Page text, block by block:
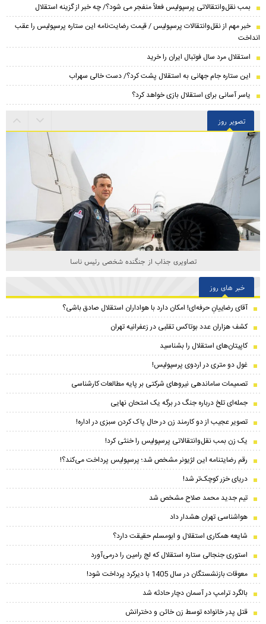
بمب نقل‌وانتقالاتی پرسپولیس فعلاً منفجر می شود؟/ چه خبر از گزینه استقلال
خبر مهم از نقل‌وانتقالات پرسپولیس / قیمت رضایت‌نامه این ستاره پرسپولیس را عقب
انداخت
استقلال مرد سال فوتبال ایران را خرید
این ستاره جام جهانی به استقلال پشت کرد؟/ دست خالی سهراب
یاسر آسانی برای استقلال بازی خواهد کرد؟
تصویر روز
تصاویری جذاب از جنگنده شخصی رئیس ناسا
خبر های روز
آقای رضاییانِ حرفه‌ای! امکان دارد با هواداران استقلال صادق باشی؟
کشف هزاران عدد بوتاکس تقلبی در زعفرانیه تهران
کاپیتان‌های استقلال را بشناسید
غول دو متری در اردوی پرسپولیس!
تصمیمات ساماندهی نیروهای شرکتی بر پایه مطالعات کارشناسی
جمله‌ای تلخ درباره جنگ در برگه یک امتحان نهایی
تصویر عجیب از دو کارمند زن در حال پاک کردن سبزی در اداره!
یک زن بمب نقل‌وانتقالاتی پرسپولیس را خنثی کرد!
رقم رضایتنامه این لژیونر مشخص شد؛ پرسپولیس پرداخت می‌کند؟!
دریای خزر کوچک‌تر شد!
تیم جدید محمد صلاح مشخص شد
هواشناسی تهران هشدار داد
شایعه همکاری استقلال و ابومسلم حقیقت دارد؟
استوری جنجالی ستاره استقلال که لج رامین را درمی‌آورد
معوقات بازنشستگان در سال 1405 با دیرکرد پرداخت شود!
بالگرد ترامپ در آسمان دچار حادثه شد
قتل پدر خانواده توسط زن خائن و دخترانش